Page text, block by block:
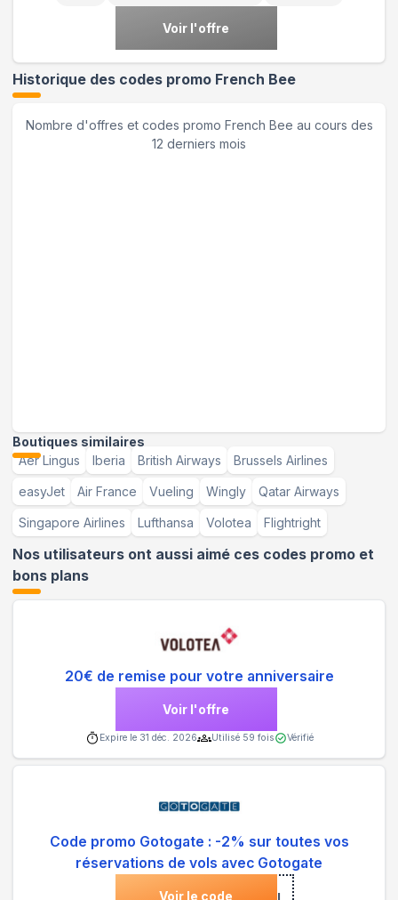
Voir l'offre
Historique des codes promo French Bee
Nombre d'offres et codes promo French Bee au cours des
12 derniers mois
Boutiques similaires
Aer Lingus
Iberia British Airways Brussels Airlines
easyJet Air France Vueling Wingly Qatar Airways
Singapore Airlines Lufthansa Volotea Flightright
Nos utilisateurs ont aussi aimé ces codes promo et
bons plans
20€ de remise pour votre anniversaire
Voir l'offre
Expire le 31 déc. 2026 Utilisé 59 fois Vérifié
Code promo Gotogate : -2% sur toutes vos
réservations de vols avec Gotogate
Voir le code